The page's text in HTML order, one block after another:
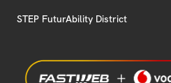
STEP FuturAbility District